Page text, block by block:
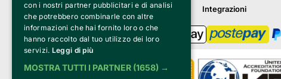
Integrazioni
con i nostri partner pubblicitari e di analisi
che potrebbero combinarle con altre
informazioni che hai fornito loro o che
hanno raccolto dal tuo utilizzo dei loro
servizi. Leggi di più
MOSTRA TUTTI I PARTNER (1658) →